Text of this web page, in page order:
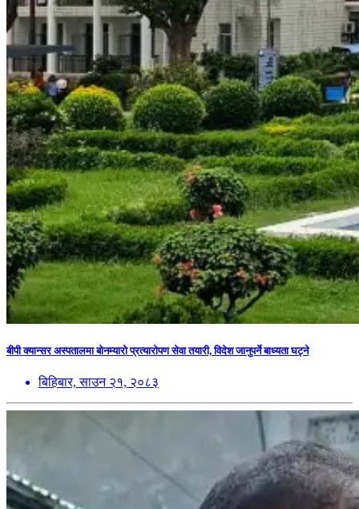
बीपी क्यान्सर अस्पतालमा बोनम्यारो प्रत्यारोपण सेवा तयारी, विदेश जानुपर्ने बाध्यता घट्ने
बिहिबार, साउन २१, २०८३